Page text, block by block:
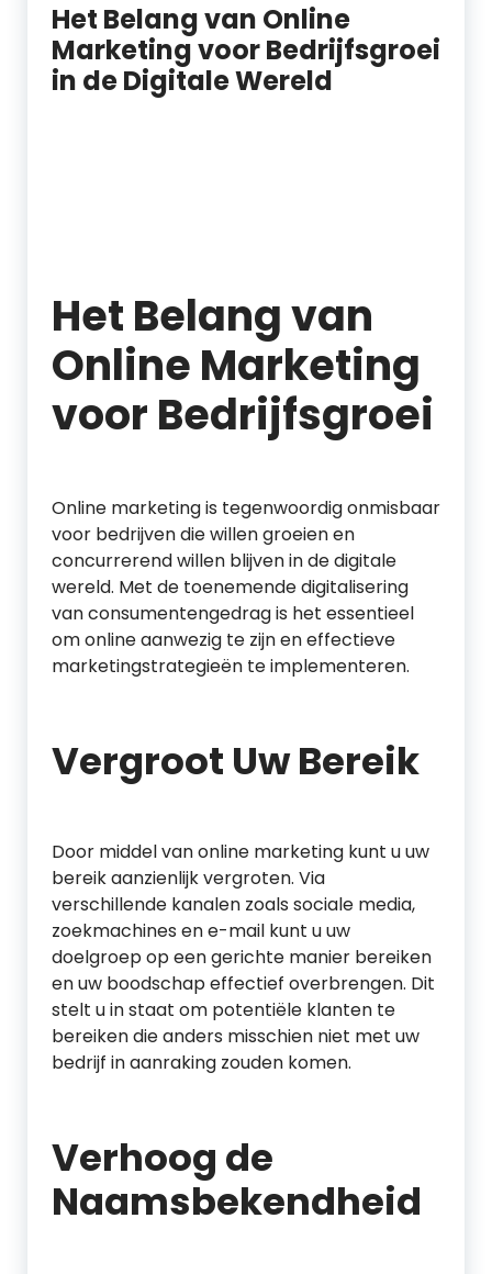
Het Belang van Online
Marketing voor Bedrijfsgroei
in de Digitale Wereld
Het Belang van
Online Marketing
voor Bedrijfsgroei
Online marketing is tegenwoordig onmisbaar
voor bedrijven die willen groeien en
concurrerend willen blijven in de digitale
wereld. Met de toenemende digitalisering
van consumentengedrag is het essentieel
om online aanwezig te zijn en effectieve
marketingstrategieën te implementeren.
Vergroot Uw Bereik
Door middel van online marketing kunt u uw
bereik aanzienlijk vergroten. Via
verschillende kanalen zoals sociale media,
zoekmachines en e-mail kunt u uw
doelgroep op een gerichte manier bereiken
en uw boodschap effectief overbrengen. Dit
stelt u in staat om potentiële klanten te
bereiken die anders misschien niet met uw
bedrijf in aanraking zouden komen.
Verhoog de
Naamsbekendheid